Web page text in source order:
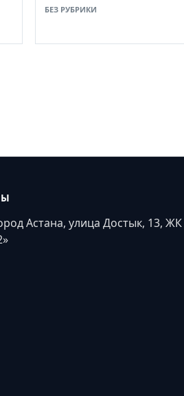
БЕЗ РУБРИКИ
Астана, улица Достык, 13, ЖК